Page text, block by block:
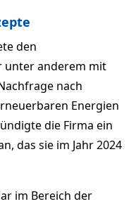
den
unter anderem mit
nach
Energien
die Firma ein
das sie im Jahr 2024
im Bereich der